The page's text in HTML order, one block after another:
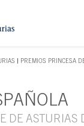
al contenido
PREMIOS PRINCESA
DE ASTURIAS